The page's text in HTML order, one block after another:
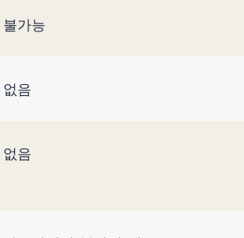
불가능
없음
없음